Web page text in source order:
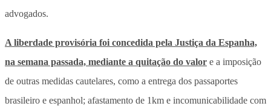
advogados.
A liberdade provisória foi concedida pela Justiça da Espanha,
na semana passada, mediante a quitação do valor e a imposição
de outras medidas cautelares, como a entrega dos passaportes
brasileiro e espanhol; afastamento de 1km e incomunicabilidade com